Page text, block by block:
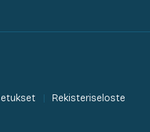
Rekisteriseloste